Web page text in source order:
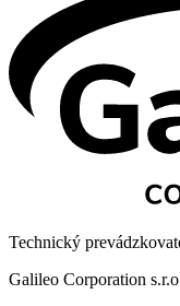
Technický
Galileo Corporation